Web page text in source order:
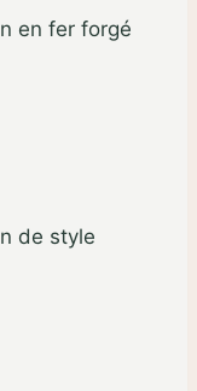
en fer forgé
de style